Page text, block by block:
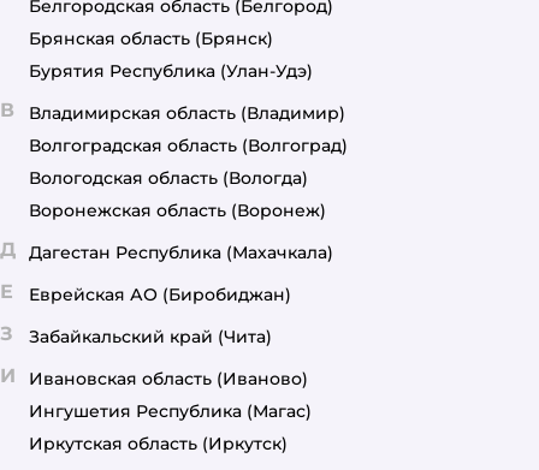
Белгородская область (Белгород)
Брянская область (Брянск)
Бурятия Республика (Улан-Удэ)
В Владимирская область (Владимир)
Волгоградская область (Волгоград)
Вологодская область (Вологда)
Воронежская область (Воронеж)
Д Дагестан Республика (Махачкала)
Е Еврейская АО (Биробиджан)
З Забайкальский край (Чита)
И Ивановская область (Иваново)
Ингушетия Республика (Магас)
Иркутская область (Иркутск)